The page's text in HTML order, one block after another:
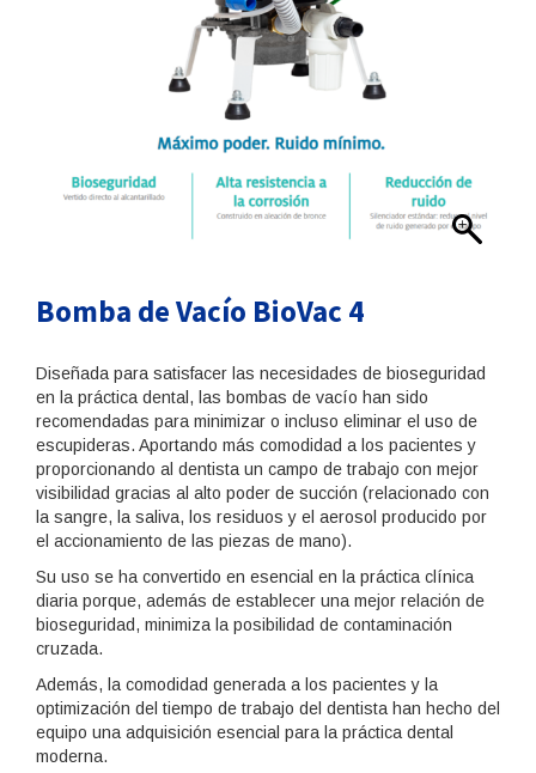
Bomba de Vacío BioVac 4
Diseñada para satisfacer las necesidades de bioseguridad
en la práctica dental, las bombas de vacío han sido
recomendadas para minimizar o incluso eliminar el uso de
escupideras. Aportando más comodidad a los pacientes y
proporcionando al dentista un campo de trabajo con mejor
visibilidad gracias al alto poder de succión (relacionado con
la sangre, la saliva, los residuos y el aerosol producido por
el accionamiento de las piezas de mano).
Su uso se ha convertido en esencial en la práctica clínica
diaria porque, además de establecer una mejor relación de
bioseguridad, minimiza la posibilidad de contaminación
cruzada.
Además, la comodidad generada a los pacientes y la
optimización del tiempo de trabajo del dentista han hecho del
equipo una adquisición esencial para la práctica dental
moderna.